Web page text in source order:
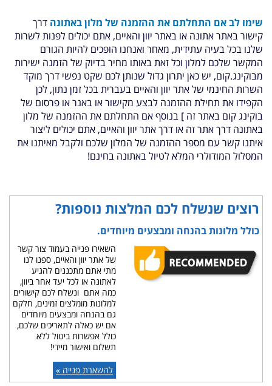
שימו לב אם התחלתם את ההזמנה של מלון באתונה דרך
קישור באתר אתונה או באתר יוון והאיים, אתם יכולים לפנות לשרות
שלנו בכל בעיה עתידית, מאחר ואנחנו הופכים להיות הגורם
המקשר שלכם למלון וכל זאת באותו מחיר בדיוק של הזמנה ישירות
מבוקינג.קום, יש כאן יתרון גדול שנותן לכם שקט נפשי דרך מוקד
השרות החינמי של אתר יוון והאיים בעברית בכל זמן נתון, לכן
הקפידו את תחילת ההזמנה לבצע מקישור או באנר או פרסום של
בוקינג קום באתר זה ] בנוסף אם התחלתם את ההזמנה של מלון
באתונה דרך אתר זה או דרך אתר יוון והאיים, אתם יכולים ליצור
איתנו קשר עם מספר ההזמנה של המלון שלכם ולקבל מאיתנו את
המסלול המודולרי המלא לטיול באתונה בחינם!
רוצים שנשלח לכם המלצות נוספות?
כולל מלונות בהנחה ומבצעים מיוחדים.
השאירו פנייה בעמוד צור קשר
של אתר יוון והאיים, ספנו לנו
מתי אתם מתכננים להגיע
לאתונה או לכל יעד אחר ביוון,
כמה אתם ונשלח לכם קישורים
למלונות מומלצים זמינים, חלקם
גם בהנחה ומבצעים מיוחדים
אם יש כאלה לתאריכים שלכם,
כולל אפשרות ביטול ללא
תשלום ואישור מיידי!
להשארת פנייה »